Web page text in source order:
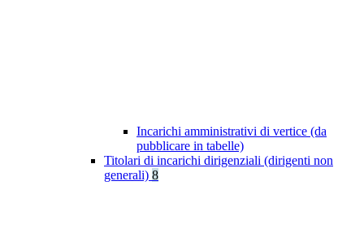
Incarichi amministrativi di vertice (da
pubblicare in tabelle)
Titolari di incarichi dirigenziali (dirigenti non
generali) 8